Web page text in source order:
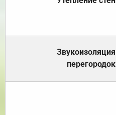
Звукоизоляция
перегородок